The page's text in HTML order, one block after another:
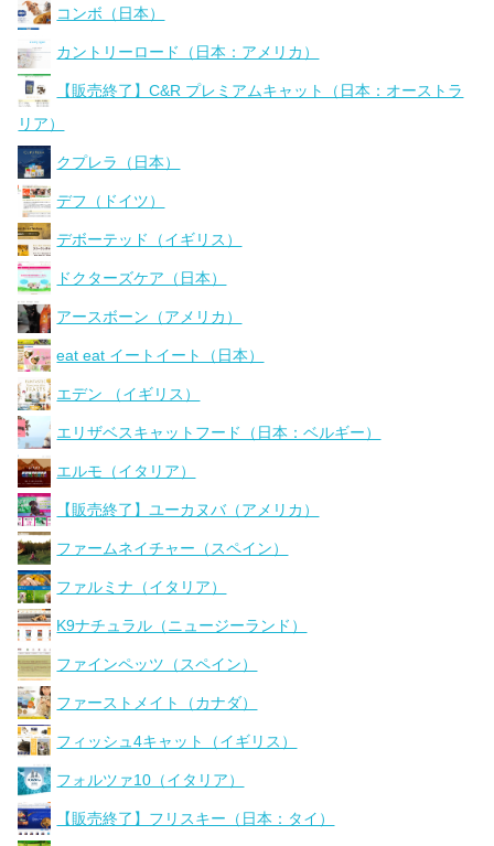
コンボ（日本）
カントリーロード（日本：アメリカ）
【販売終了】C&R プレミアムキャット（日本：オーストラ
リア）
クプレラ（日本）
デフ（ドイツ）
デボーテッド（イギリス）
ドクターズケア（日本）
アースボーン（アメリカ）
eat eat イートイート（日本）
エデン （イギリス）
エリザベスキャットフード（日本：ベルギー）
エルモ（イタリア）
【販売終了】ユーカヌバ（アメリカ）
ファームネイチャー（スペイン）
ファルミナ（イタリア）
K9ナチュラル（ニュージーランド）
ファインペッツ（スペイン）
ファーストメイト（カナダ）
フィッシュ4キャット（イギリス）
フォルツァ10（イタリア）
【販売終了】フリスキー（日本：タイ）